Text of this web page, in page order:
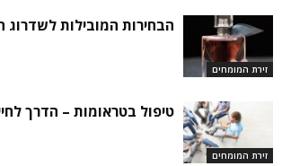
זירת המומחים
הבחירות המובילות לשדרוג
זירת המומחים
טיפול בטראומות – הדרך